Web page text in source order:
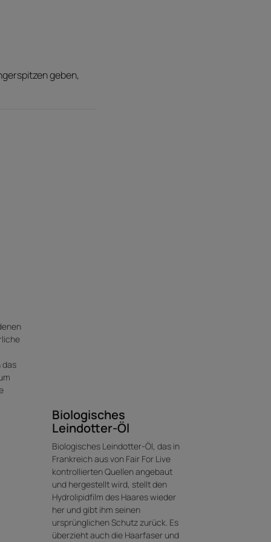
geben,
das
Biologisches
Leindotter-Öl
Biologisches Leindotter-Öl, das in
Frankreich aus von Fair For Live
kontrollierten Quellen angebaut
und hergestellt wird, stellt den
Hydrolipidfilm des Haares wieder
her und gibt ihm seinen
ursprünglichen Schutz zurück. Es
überzieht auch die Haarfaser und